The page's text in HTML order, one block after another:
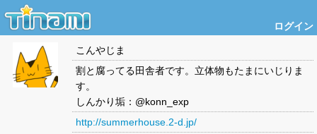
ログイン
こんやじま
割と腐ってる田舎者です。立体物もたまにいじりま
す。
しんかり垢：@konn_exp
http://summerhouse.2-d.jp/